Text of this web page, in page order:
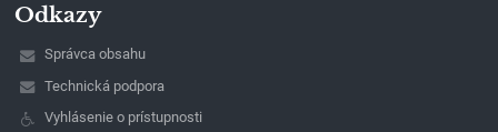
Odkazy
Správca obsahu
Technická podpora
Vyhlásenie o prístupnosti